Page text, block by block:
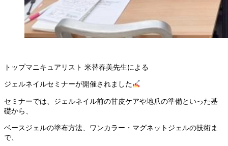
トップマニキュアリスト 米替春美先生による
ジェルネイルセミナーが開催されました
セミナーでは、ジェルネイル前の甘皮ケアや地爪の準備といった基
礎から、
ベースジェルの塗布方法、ワンカラー・マグネットジェルの技術ま
で、